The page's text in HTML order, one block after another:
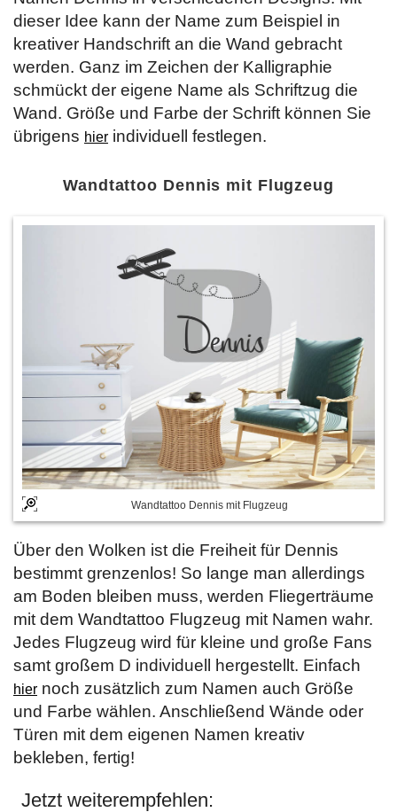
dieser Idee kann der Name zum Beispiel in
kreativer Handschrift an die Wand gebracht
werden. Ganz im Zeichen der Kalligraphie
schmückt der eigene Name als Schriftzug die
Wand. Größe und Farbe der Schrift können Sie
übrigens hier individuell festlegen.
Wandtattoo Dennis mit Flugzeug
Wandtattoo Dennis mit Flugzeug
Über den Wolken ist die Freiheit für Dennis
bestimmt grenzenlos! So lange man allerdings
am Boden bleiben muss, werden Fliegerträume
mit dem Wandtattoo Flugzeug mit Namen wahr.
Jedes Flugzeug wird für kleine und große Fans
samt großem D individuell hergestellt. Einfach
hier noch zusätzlich zum Namen auch Größe
und Farbe wählen. Anschließend Wände oder
Türen mit dem eigenen Namen kreativ
bekleben, fertig!
Jetzt weiterempfehlen: